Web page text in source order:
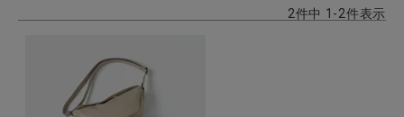
ようこそ ゲスト 様
2件中 1 -2件表示